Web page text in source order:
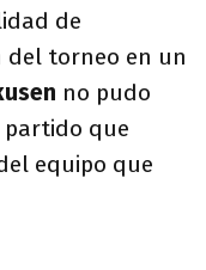
de
del torneo en un
no pudo
partido que
equipo que